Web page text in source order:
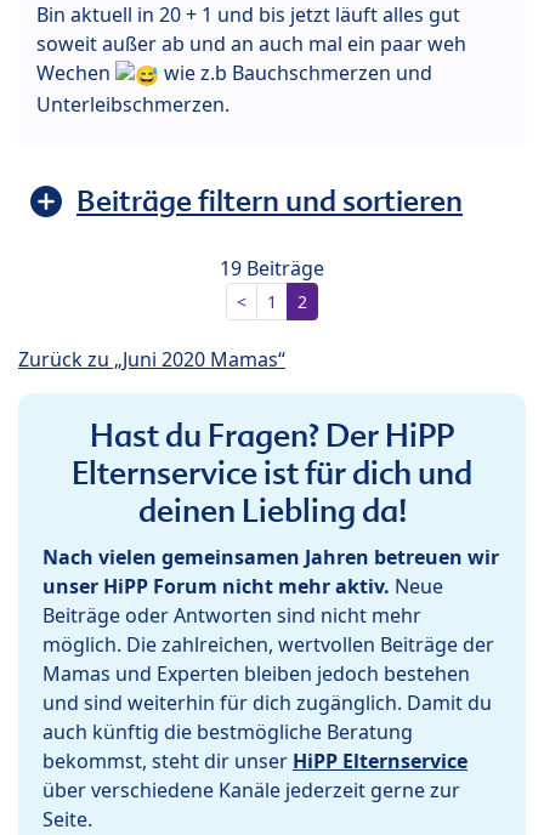
Bin aktuell in 20 + 1 und bis jetzt läuft alles gut
soweit außer ab und an auch mal ein paar weh
Wechen
wie z.b Bauchschmerzen und
Unterleibschmerzen.
Beiträge filtern und sortieren
19 Beiträge
< 1 2
Zurück zu „Juni 2020 Mamas“
Hast du Fragen? Der HiPP
Elternservice ist für dich und
deinen Liebling da!
Nach vielen gemeinsamen Jahren betreuen wir
unser HiPP Forum nicht mehr aktiv. Neue
Beiträge oder Antworten sind nicht mehr
möglich. Die zahlreichen, wertvollen Beiträge der
Mamas und Experten bleiben jedoch bestehen
und sind weiterhin für dich zugänglich. Damit du
auch künftig die bestmögliche Beratung
bekommst, steht dir unser HiPP Elternservice
über verschiedene Kanäle jederzeit gerne zur
Seite.